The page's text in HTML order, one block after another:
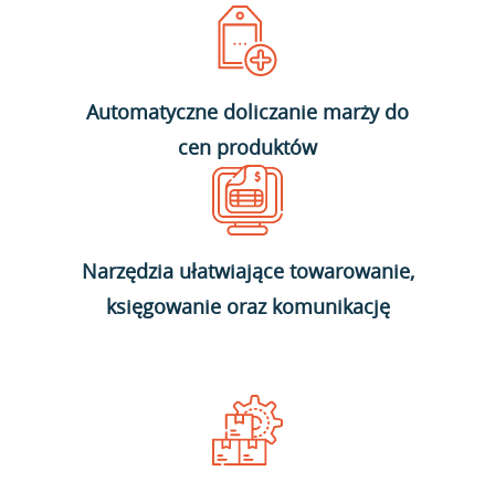
Automatyczne doliczanie marży do
cen produktów
Narzędzia ułatwiające towarowanie,
księgowanie oraz komunikację